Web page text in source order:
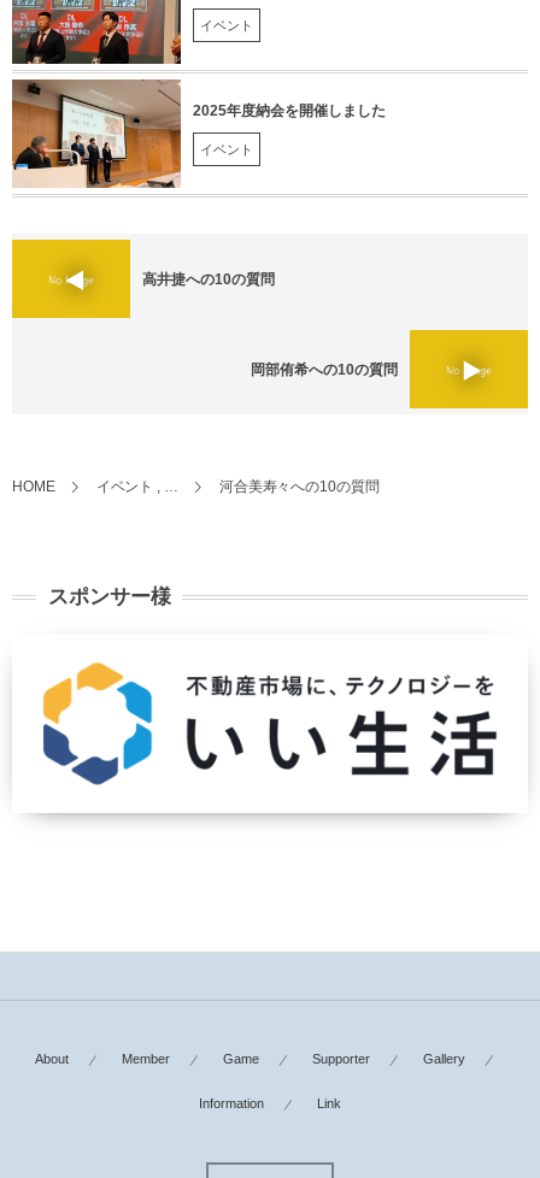
イベント
2025年度納会を開催しました
イベント
高井捷への10の質問
岡部侑希への10の質問
HOME イベント , … 河合美寿々への10の質問
スポンサー様
About Member Game Supporter Gallery
Information Link